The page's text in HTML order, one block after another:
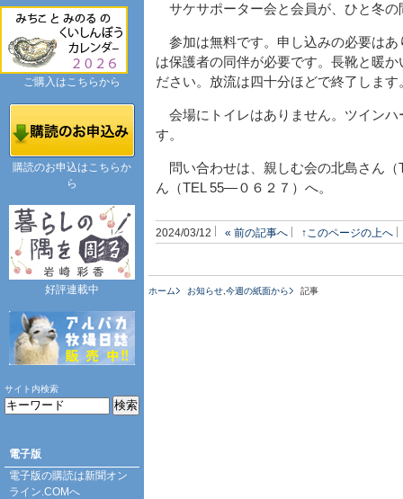
サケサポーター会と会員が、ひと冬
参加は無料です。申し込みの必要はあ
は保護者の同伴が必要です。長靴と暖
ださい。放流は四十分ほどで終了します
会場にトイレはありません。ツイン
す。
問い合わせは、親しむ会の北島さん
ん（TEL 55―０６２７）へ。
2024/03/12 « 前の記事へ ↑このページの上へ
ホーム お知らせ 今週の紙面から 記事
ご購入はこちらから
購読のお申込はこちらか
ら
好評連載中
サイト内検索
電子版
電子版の購読は新聞オン
ライン.COMへ